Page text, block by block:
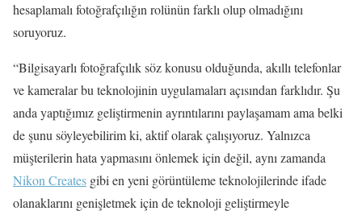
hesaplamalı fotoğrafçılığın rolünün farklı olup olmadığını
soruyoruz.
“Bilgisayarlı fotoğrafçılık söz konusu olduğunda, akıllı telefonlar
ve kameralar bu teknolojinin uygulamaları açısından farklıdır. Şu
anda yaptığımız geliştirmenin ayrıntılarını paylaşamam ama belki
de şunu söyleyebilirim ki, aktif olarak çalışıyoruz. Yalnızca
müşterilerin hata yapmasını önlemek için değil, aynı zamanda
Nikon Creates gibi en yeni görüntüleme teknolojilerinde ifade
olanaklarını genişletmek için de teknoloji geliştirmeyle